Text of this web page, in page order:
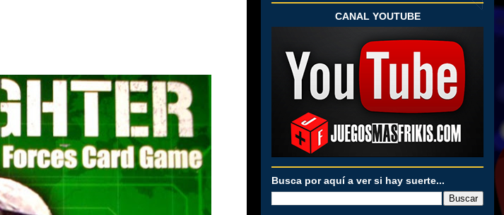
CANAL YOUTUBE
Busca por aquí a ver si hay suerte...